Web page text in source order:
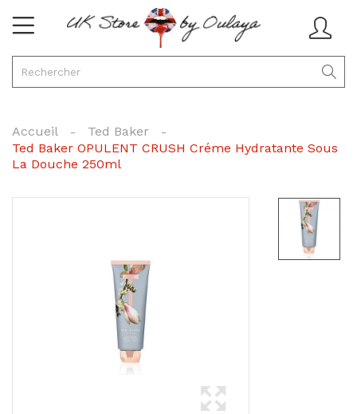
Accueil
Ted Baker
Ted Baker OPULENT CRUSH Créme Hydratante Sous
La Douche 250ml